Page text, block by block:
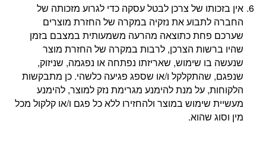
אין בזכותו של צרכן לבטל עסקה כדי לגרוע מזכותה של
החברה לתבוע את נזקיה במקרה של החזרת מוצרים
שערכם פחת כתוצאה מהרעה משמעותית במצבם בזמן
שהיו ברשות הצרכן, לרבות במקרה של החזרת מוצר
שנעשה בו שימוש, שאריזתו נפתחה או נפגמה, שניזוק,
שנפגם, שהתקלקל ו/או שספג פגיעה כלשהי. כן מתבקשות
הלקוחות, על מנת להימנע מגרימת נזק למוצר, להימנע
מעשיית שימוש במוצר ולהחזירו ללא כל פגם ו/או קלקול מכל
מין וסוג שהוא.